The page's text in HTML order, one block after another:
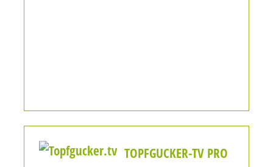
TOPFGUCKER-TV PRO